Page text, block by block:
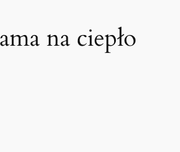
na ciepło